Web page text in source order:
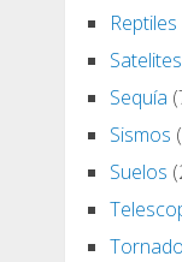
Reptiles
Satelites
Sequía
Sismos
Suelos